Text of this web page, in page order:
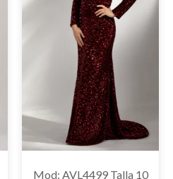
Mod: AVL4499 Talla 10